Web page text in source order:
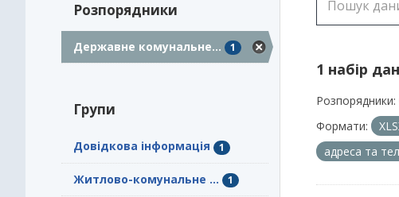
Розпорядники
Державне комунальне... 1
Групи
Довідкова інформація 1
Житлово-комунальне ... 1
1 набір
Розпорядники:
Формати:
адреса та